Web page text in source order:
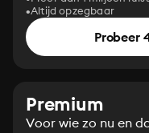
Altijd opzegbaar
Probeer
Premium
Voor wie zo nu en